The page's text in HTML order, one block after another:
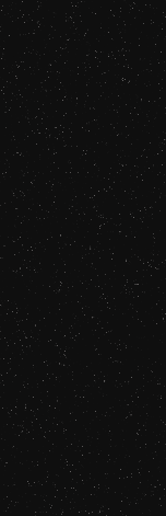
A propos